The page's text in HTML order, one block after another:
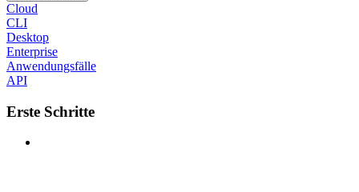
Cloud
CLI
Desktop
Enterprise
Anwendungsfälle
API
Erste Schritte